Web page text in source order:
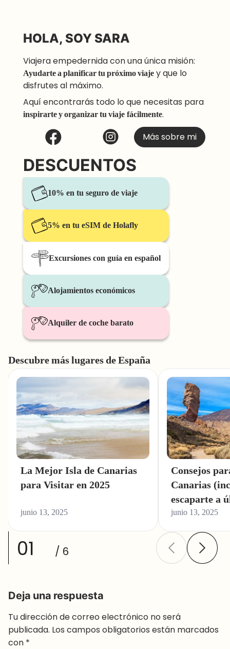
HOLA, SOY SARA
Viajera empedernida con una única misión:
Ayudarte a planificar tu próximo viajey que lo
disfrutes al máximo.
Aquí encontrarás todo lo que necesitas para
inspirarte y organizar tu viajefácilmente.
Más sobre mi
DESCUENTOS
10% en tu seguro de viaje
5% en tu eSIM de Holafly
Excursiones con guía en español
Alojamientos económicos
Alquiler de coche barato
Descubre más lugares de España
La Mejor Isla de Canarias
para Visitar en 2025
junio 13, 2025
Consejos
Canarias
escaparte a
junio 13, 2025
01 / 6
Deja una respuesta
Tu dirección de correo electrónico no será
publicada. Los campos obligatorios están marcados
con *